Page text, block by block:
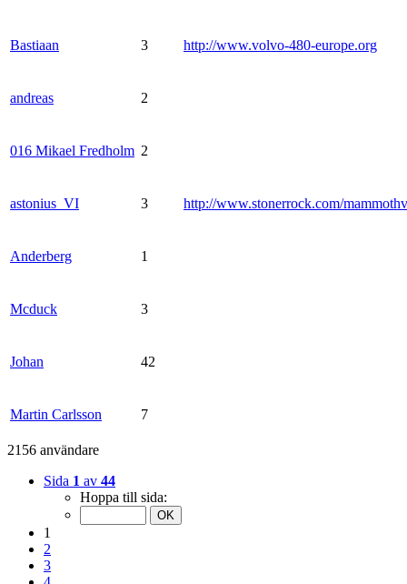
Bastiaan 3 http://www.volvo-480-europe.org
andreas 2
016 Mikael Fredholm 2
astonius_VI 3 http://www.stonerrock.com/
Anderberg 1
Mcduck 3
Johan 42
Martin Carlsson 7
2156 användare
Sida 1 av 44
Hoppa till sida:
1
2
3